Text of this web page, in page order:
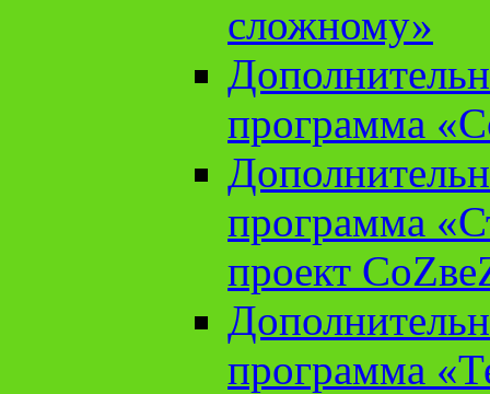
сложному»
программа
программа
проект
программа